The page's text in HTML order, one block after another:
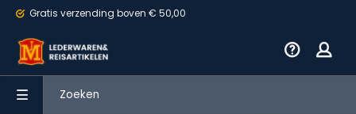
Gratis verzending boven € 50,00